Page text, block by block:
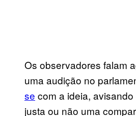
Os observadores falam
uma audição no
se com a ideia,
justa ou não uma